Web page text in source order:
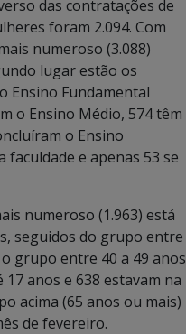
das contratações de
foram 2.094. Com
numeroso (3.088)
lugar estão os
Ensino Fundamental
o Ensino Médio, 574 têm
o Ensino
e apenas 53 se
numeroso (1.963) está
seguidos do grupo entre
grupo entre 40 a 49 anos
anos e 638 estavam na
acima (65 anos ou mais)
de fevereiro.